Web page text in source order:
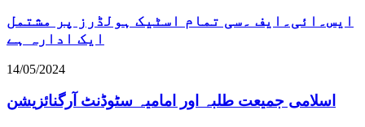
ایس۔ائی۔ایف ۔سی تمام اسٹیک ہولڈرز پر مشتمل
ایک ادارہ ہے
14/05/2024
اسلامی جمیعت طلبہ اور امامیہ سٹوڈنٹ آرگنائزیشن